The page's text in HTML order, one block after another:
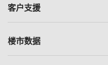
人才招募
一手新房
减价
客户支援
自助放盘
楼市数据